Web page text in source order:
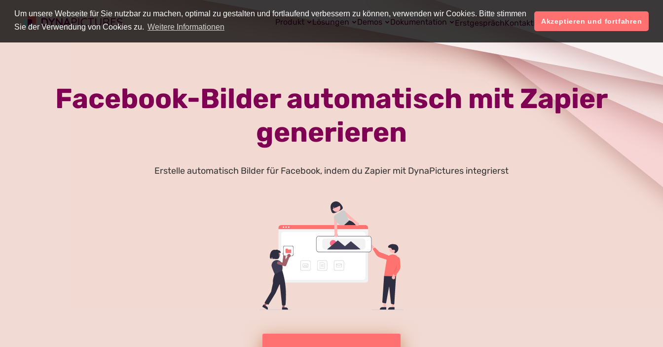
Um unsere Webseite für Sie nutzbar zu machen, optimal zu gestalten und fortlaufend verbessern zu können, verwenden wir Cookies. Bitte stimmen
Sie der Verwendung von Cookies zu. Weitere Informationen
Akzeptieren und fortfahren
Produkt Lösungen Demos Dokumentation ErstgesprächKontaktPreise Deutsch Konto
Facebook-Bilder automatisch mit Zapier
generieren
Erstelle automatisch Bilder für Facebook, indem du Zapier mit DynaPictures integrierst